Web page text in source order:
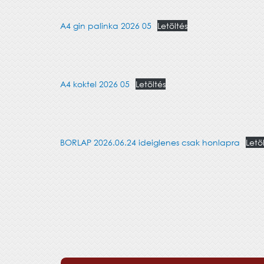
A4 gin palinka 2026 05 Letöltés
A4 koktel 2026 05 Letöltés
BORLAP 2026.06.24 ideiglenes csak honlapra